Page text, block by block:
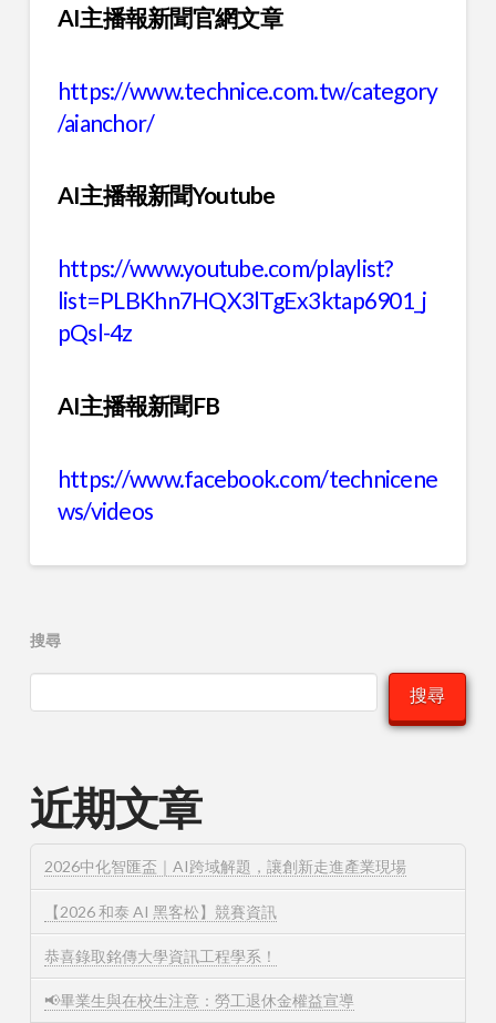
AI主播報新聞官網文章
https://www.technice.com.tw/category
/aianchor/
AI主播報新聞Youtube
https://www.youtube.com/playlist?
list=PLBKhn7HQX3lTgEx3ktap6901_j
pQsl-4z
AI主播報新聞FB
https://www.facebook.com/technicene
ws/videos
搜尋
搜尋
近期文章
2026中化智匯盃｜AI跨域解題，讓創新走進產業現場
【2026 和泰 AI 黑客松】競賽資訊
恭喜錄取銘傳大學資訊工程學系！
📢畢業生與在校生注意：勞工退休金權益宣導